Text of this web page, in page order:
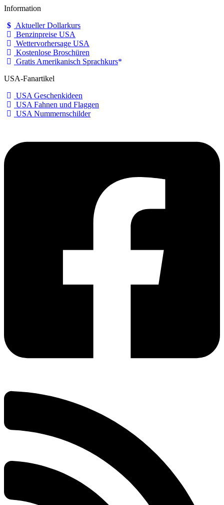
Information
Aktueller Dollarkurs
Benzinpreise USA
Wettervorhersage USA
Kostenlose Broschüren
Gratis Amerikanisch Sprachkurs
USA-Fanartikel
USA Geschenkideen
USA Fahnen und Flaggen
USA Nummernschilder